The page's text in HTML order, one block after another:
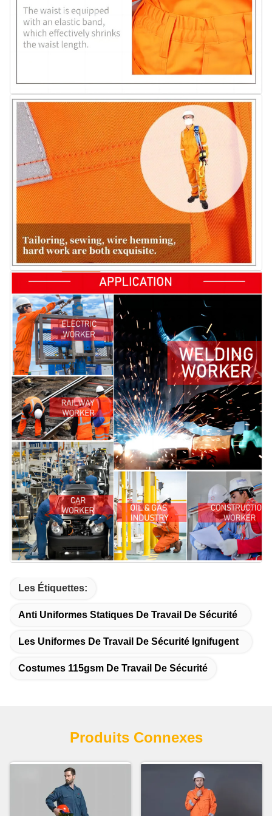
Les Étiquettes:
Anti Uniformes Statiques De Travail De Sécurité
Les Uniformes De Travail De Sécurité Ignifugent
Costumes 115gsm De Travail De Sécurité
Produits Connexes